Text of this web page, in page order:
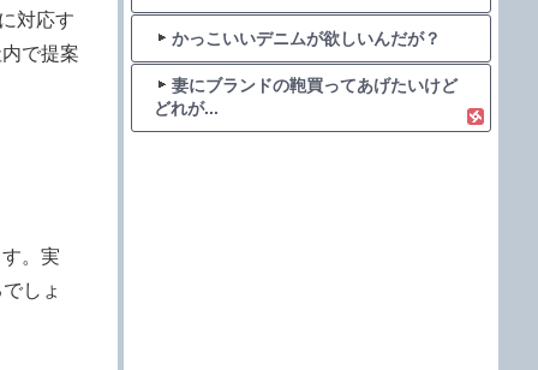
対応す
で提案
。実
しょ
かっこいいデニムが欲しいんだが？
妻にブランドの鞄買ってあげたいけど
どれが...